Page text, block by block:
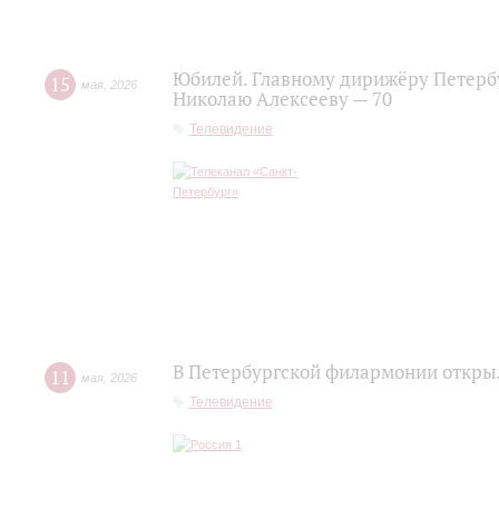
15 мая 2026
Юбилей. Главному дирижёру
Николаю Алексееву — 70
Телевидение
11 мая 2026 В Петербургской филармонии
Телевидение